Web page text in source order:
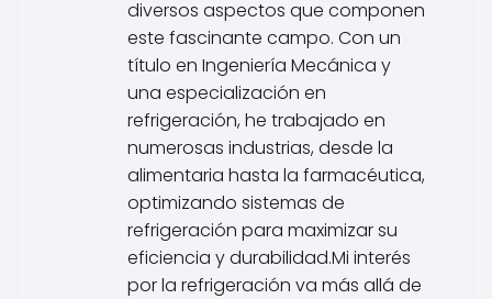
diversos aspectos que componen
este fascinante campo. Con un
título en Ingeniería Mecánica y
una especialización en
refrigeración, he trabajado en
numerosas industrias, desde la
alimentaria hasta la farmacéutica,
optimizando sistemas de
refrigeración para maximizar su
eficiencia y durabilidad.Mi interés
por la refrigeración va más allá de